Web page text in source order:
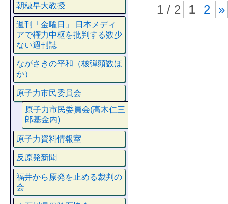
1 / 2 1 2 »
朝穂早大教授
週刊「金曜日」 日本メディ
アで権力中枢を批判する数少
ない週刊誌
ながさきの平和（核弾頭数ほ
か）
原子力市民委員会
原子力市民委員会(高木仁三
郎基金内)
原子力資料情報室
反原発新聞
福井から原発を止める裁判の
会